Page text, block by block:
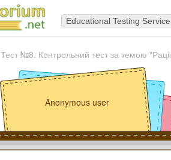
Educational Testing Service
Тест №8. Контрольний тест за темою
Anonymous user